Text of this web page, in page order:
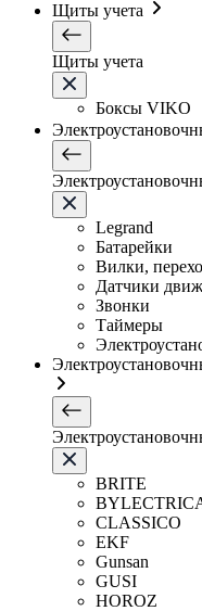
Щиты учета
Щиты учета
Боксы VIKO
Legrand
Батарейки
Вилки,
Датчики
Звонки
Таймеры
BRITE
CLASSICO
EKF
Gunsan
GUSI
HOROZ